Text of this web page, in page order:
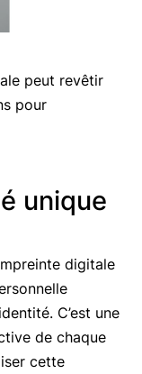
peut revêtir
pour
unique
digitale
C’est une
de chaque
cette